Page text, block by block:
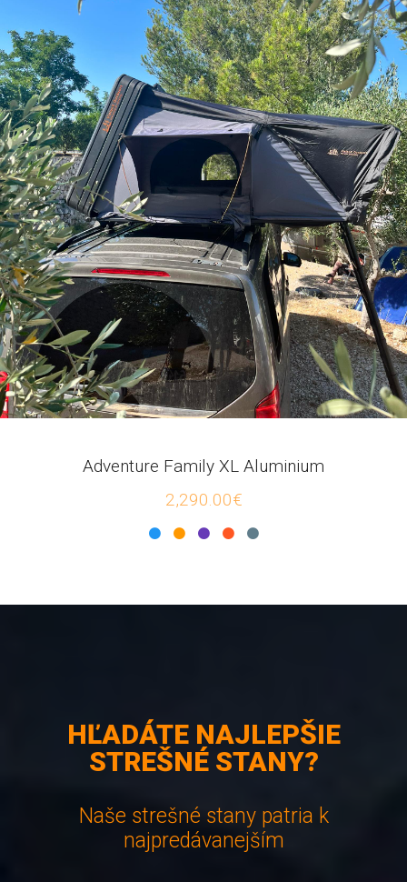
Adventure Family XL Aluminium
2,290.00€
HĽADÁTE NAJLEPŠIE
STREŠNÉ STANY?
Naše strešné stany patria k
najpredávanejším